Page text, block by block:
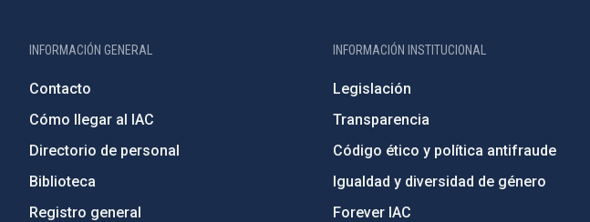
INFORMACIÓN GENERAL
Contacto
Cómo llegar al IAC
Directorio de personal
Biblioteca
Registro general
INFORMACIÓN INSTITUCIONAL
Legislación
Transparencia
Código ético y política antifraude
Igualdad y diversidad de género
Forever IAC